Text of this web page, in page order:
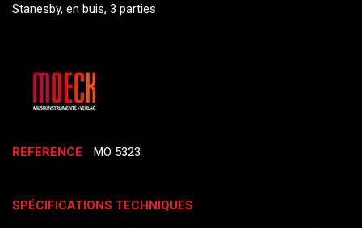
Stanesby, en buis, 3 parties
REFERENCE MO 5323
SPÉCIFICATIONS TECHNIQUES